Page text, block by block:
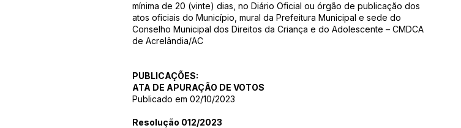
mínima de 20 (vinte) dias, no Diário Oficial ou órgão de publicação dos
atos oficiais do Município, mural da Prefeitura Municipal e sede do
Conselho Municipal dos Direitos da Criança e do Adolescente – CMDCA
de Acrelândia/AC
PUBLICAÇÕES:
ATA DE APURAÇÃO DE VOTOS
Publicado em 02/10/2023
Resolução 012/2023